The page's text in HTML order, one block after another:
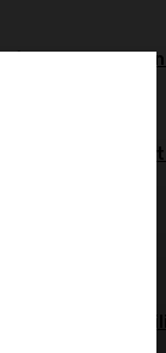
è la prima volta
medicina
Italia sale a 39